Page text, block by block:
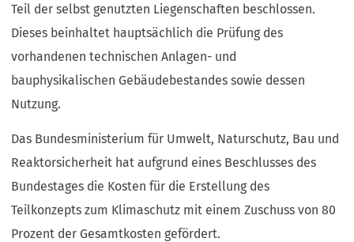
Teil der selbst genutzten Liegenschaften beschlossen.
Dieses beinhaltet hauptsächlich die Prüfung des
vorhandenen technischen Anlagen- und
bauphysikalischen Gebäudebestandes sowie dessen
Nutzung.
Das Bundesministerium für Umwelt, Naturschutz, Bau und
Reaktorsicherheit hat aufgrund eines Beschlusses des
Bundestages die Kosten für die Erstellung des
Teilkonzepts zum Klimaschutz mit einem Zuschuss von 80
Prozent der Gesamtkosten gefördert.